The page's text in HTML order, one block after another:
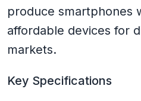
produce smartphones
affordable devices for
markets.
Key Specifications